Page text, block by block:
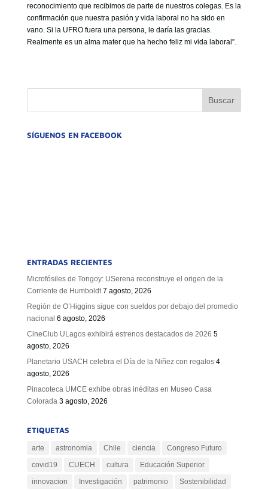
reconocimiento que recibimos de parte de nuestros colegas. Es la
confirmación que nuestra pasión y vida laboral no ha sido en
vano. Si la UFRO fuera una persona, le daría las gracias.
Realmente es un alma mater que ha hecho feliz mi vida laboral”.
SÍGUENOS EN FACEBOOK
ENTRADAS RECIENTES
Microfósiles de Tongoy: USerena reconstruye el origen de la
Corriente de Humboldt 7 agosto, 2026
Región de O’Higgins sigue con sueldos por debajo del promedio
nacional 6 agosto, 2026
CineClub ULagos exhibirá estrenos destacados de 2026 5
agosto, 2026
Planetario USACH celebra el Día de la Niñez con regalos 4
agosto, 2026
Pinacoteca UMCE exhibe obras inéditas en Museo Casa
Colorada 3 agosto, 2026
ETIQUETAS
arte astronomia Chile ciencia
Congreso Futuro
covid19
CUECH cultura
Educación Superior
innovacion
Investigación patrimonio
Sostenibilidad